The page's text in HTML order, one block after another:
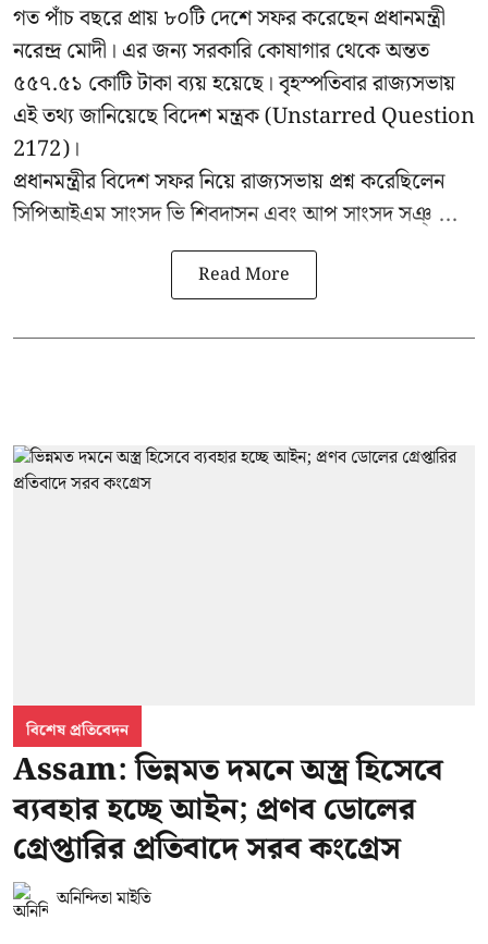
গত পাঁচ বছরে প্রায় ৮০টি দেশে সফর করেছেন প্রধানমন্ত্রী
নরেন্দ্র মোদী। এর জন্য সরকারি কোষাগার থেকে অন্তত
৫৫৭.৫১ কোটি টাকা ব্যয় হয়েছে। বৃহস্পতিবাররাজ্যসভায়
এই তথ্য জানিয়েছে বিদেশ মন্ত্রক(Unstarred Question
2172)।
প্রধানমন্ত্রীর বিদেশ সফর নিয়ে রাজ্যসভায় প্রশ্ন করেছিলেন
সিপিআইএম সাংসদ ভি শিবদাসন এবং আপ সাংসদ সঞ্ ...
Read More
বিশেষ প্রতিবেদন
Assam: ভিন্নমত দমনে অস্ত্র হিসেবে
ব্যবহার হচ্ছে আইন; প্রণব ডোলের
গ্রেপ্তারির প্রতিবাদে সরব কংগ্রেস
অনিন্দিতা মাইতি